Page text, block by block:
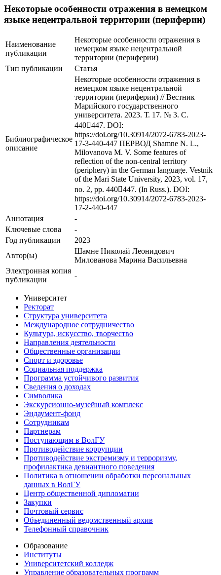
Некоторые особенности отражения в немецком
языке нецентральной территории (периферии)
Наименование
публикации
Некоторые особенности отражения в
немецком языке нецентральной
территории (периферии)
Тип публикации
Статья
Библиографическое
описание
Некоторые особенности отражения в
немецком языке нецентральной
территории (периферии) // Вестник
Марийского государственного
университета. 2023. Т. 17. № 3. С.
440447. DOI:
https://doi.org/10.30914/2072-6783-2023-
17-3-440-447 ПЕРВОД Shamne N. L.,
Milovanova M. V. Some features of
reflection of the non-central territory
(periphery) in the German language. Vestnik
of the Mari State University, 2023, vol. 17,
no. 2, pp. 440447. (In Russ.). DOI:
https://doi.org/10.30914/2072-6783-2023-
17-2-440-447
Аннотация
-
Ключевые cлова
-
Год публикации
2023
Автор(ы)
Шамне Николай Леонидович
Милованова Марина Васильевна
Электронная копия
публикации
-
Университет
Ректорат
Структура университета
Международное сотрудничество
Культура, искусство, творчество
Направления деятельности
Общественные организации
Спорт и здоровье
Социальная поддержка
Программа устойчивого развития
Сведения о доходах
Символика
Экскурсионно-музейный комплекс
Эндаумент-фонд
Сотрудникам
Партнерам
Поступающим в ВолГУ
Противодействие коррупции
Противодействие экстремизму и терроризму,
профилактика девиантного поведения
Политика в отношении обработки персональных
данных в ВолГУ
Центр общественной дипломатии
Закупки
Почтовый сервис
Объединенный ведомственный архив
Телефонный справочник
Образование
Институты
Университетский колледж
Управление образовательных программ